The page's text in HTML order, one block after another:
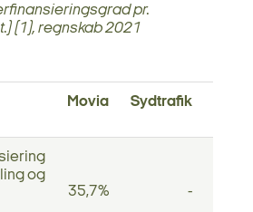
pr.
(1), regnskab 2021
Movia Sydtrafik
og
35,7% -